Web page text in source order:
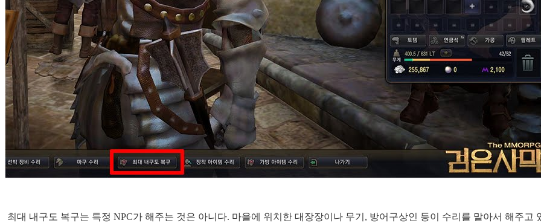
최대 내구도 복구는 특정 NPC가 해주는 것은 아니다. 마을에 위치한 대장장이나 무기, 방어구상인 등이 수리를 맡아서 해주고